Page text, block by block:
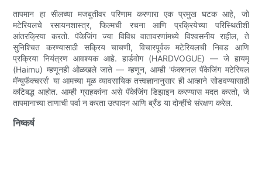
तापमान हा सीलच्या मजबुतीवर परिणाम करणारा एक प्रमुख घटक आहे, जो
मटेरियलचे रसायनशास्त्र, फिल्मची रचना आणि प्रक्रियेच्या परिस्थितीशी
आंतरक्रिया करतो. पॅकेजिंग ज्या विविध वातावरणांमध्ये विश्वसनीय राहील, ते
सुनिश्चित करण्यासाठी सक्रिय चाचणी, विचारपूर्वक मटेरियलची निवड आणि
प्रक्रिया नियंत्रण आवश्यक आहे. हार्डवोग (HARDVOGUE) — जे हायमू
(Haimu) म्हणूनही ओळखले जाते — म्हणून, आम्ही 'फंक्शनल पॅकेजिंग मटेरियल
मॅन्युफॅक्चरर्स' या आमच्या मूळ व्यावसायिक तत्त्वज्ञानानुसार ही आव्हाने सोडवण्यासाठी
कटिबद्ध आहोत. आम्ही ग्राहकांना असे पॅकेजिंग डिझाइन करण्यास मदत करतो, जे
तापमानाच्या ताणाची पर्वा न करता उत्पादन आणि ब्रँड या दोन्हींचे संरक्षण करेल.
निष्कर्ष